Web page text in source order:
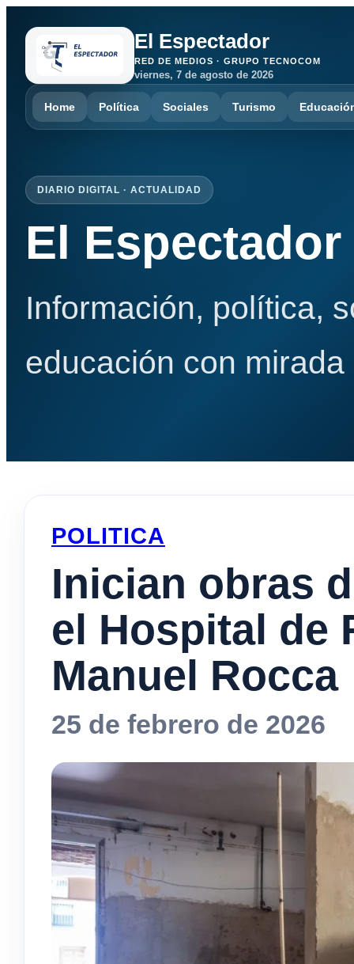
El Espectador
RED DE MEDIOS · GRUPO TECNOCOM
viernes, 7 de agosto de 2026
Home Política Sociales Turismo
DIARIO DIGITAL · ACTUALIDAD
El Espectador
Información, política,
educación con
POLITICA
Inician obras
el Hospital de
Manuel Rocca
25 de febrero de 2026